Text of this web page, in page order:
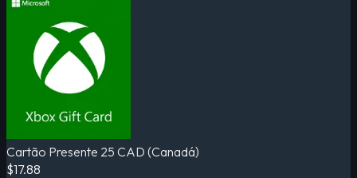
Cartão Presente 25 CAD (Canadá)
$17.88